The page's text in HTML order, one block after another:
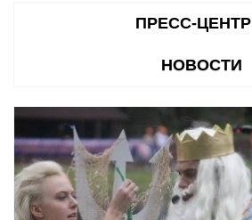
ПРЕСС-ЦЕНТР
НОВОСТИ